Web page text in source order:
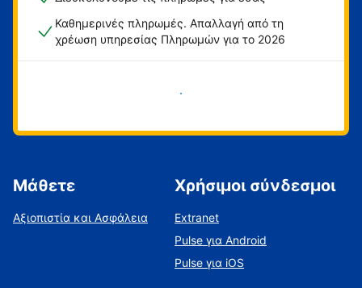
Καθημερινές πληρωμές. Απαλλαγή από τη
χρέωση υπηρεσίας Πληρωμών για το 2026
Ξεκινήστε τώρα
Μάθετε
Αξιοπιστία και Ασφάλεια
Χρήσιμοι σύνδεσμοι
Extranet
Pulse για Android
Pulse για iOS